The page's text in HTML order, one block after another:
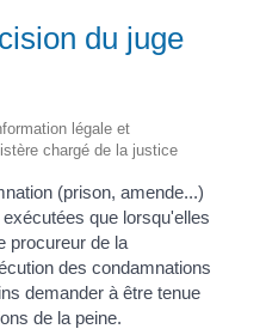
du juge
légale et
chargé de la justice
(prison, amende...)
que lorsqu'elles
procureur de la
des condamnations
demander à être tenue
de la peine.